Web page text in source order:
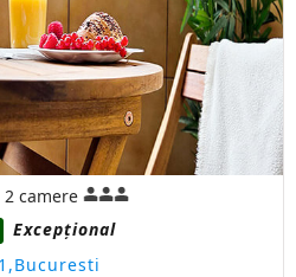
camere
Excepţional